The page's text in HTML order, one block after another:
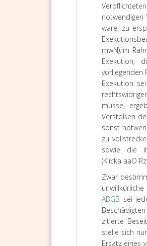
notwendigen
wäre, zu
mwN).Im
Exekution,
vorliegenden
Exekution
müsse,
Verstößen
sonst
zu
sowie die
(Klicka aaO
Zwar
ABGB sei
zitierte
stelle sich
Ersatz eines